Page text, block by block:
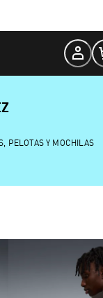
PELOTAS Y MOCHILAS